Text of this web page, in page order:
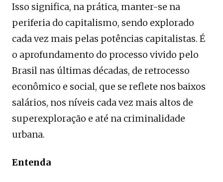
Isso significa, na prática, manter-se na
periferia do capitalismo, sendo explorado
cada vez mais pelas potências capitalistas. É
o aprofundamento do processo vivido pelo
Brasil nas últimas décadas, de retrocesso
econômico e social, que se reflete nos baixos
salários, nos níveis cada vez mais altos de
superexploração e até na criminalidade
urbana.
Entenda